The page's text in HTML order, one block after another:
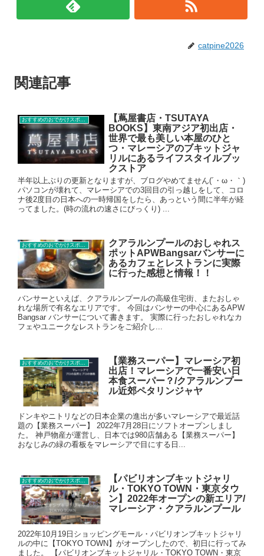
catpine2026
関連記事
おすすめのおでかけスポット
【蔦屋書店・TSUTAYA
BOOKS】東南アジア初出店・
世界で最も美しい本屋のひと
つ・マレーシアのブキットジャ
リルにあるライフスタイルブッ
クストア
半年以上ぶりの更新となりますが、ブログやめてません(´・ω・｀)
パソコンが壊れて、マレーシアでの3回目の引っ越しをして、コロ
ナ後2度目の日本への一時帰国をしたら、あっという間に半年が経
ってました。(時の流れの速さにびっくり) ...
おすすめのおでかけスポット
クアラルンプールのおしゃれス
ポットAPWBangsarバンサーに
あるカフェとレストランに実際
に行った感想と情報！！
バンサーといえば、クアラルンプールの高級住宅街、またおしゃ
れな場所で有名なエリアです。 今回はバンサーの中心にあるAPW
Bangsar バンサーについて書きます。 実際に行ったおしゃれなカ
フェやユニークなレストランをご紹介し...
おすすめのおでかけスポット
【業務スーパー】マレーシア初
出店！マレーシアで一番安い日
本食スーパー？/クアラルンプー
ル近郊ペタリンジャヤ
ドンキやニトリなどの日本企業の進出が多いマレーシアで最近話
題の【業務スーパー】 2022年7月28日にソフトオープンしまし
た。 神戸物産が運営し、日本では980店舗ある【業務スーパー】
おなじみの緑の看板をマレーシアで目にする日...
おすすめのおでかけスポット
【パビリオンブキットジャリ
ル・TOKYO TOWN・東京タウ
ン】2022年オープンの新エリア/
マレーシア・クアラルンプール
2022年10月19日ショッピングモール・パビリオンブキットジャリ
ルの中に【TOKYO TOWN】がオープンしたので、初日に行ってみ
ました。 【パビリオンブキットジャリル・TOKYO TOWN・東京